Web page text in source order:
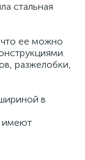
стальная
ее можно
разжелобки,
в
имеют